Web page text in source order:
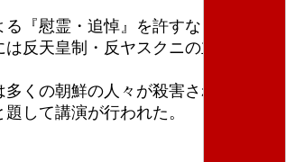
『慰霊・追悼』を許すな！８・15
反天皇制・反ヤスクニの立場から
くの朝鮮の人々が殺害された１９
して講演が行われた。